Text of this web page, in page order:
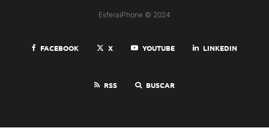
EsferaiPhone © 2024
FACEBOOK X YOUTUBE LINKEDIN
RSS BUSCAR